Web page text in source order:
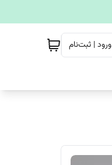
ورود | ثبت‌نام